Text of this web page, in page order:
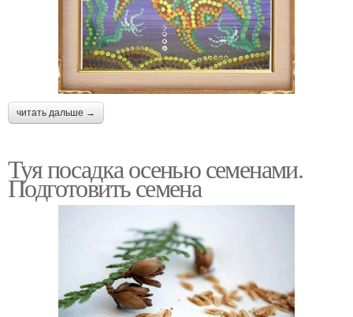
читать дальше →
Туя посадка осенью семенами.
Подготовить семена